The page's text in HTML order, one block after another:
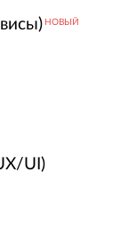
НОВЫЙ
UI)